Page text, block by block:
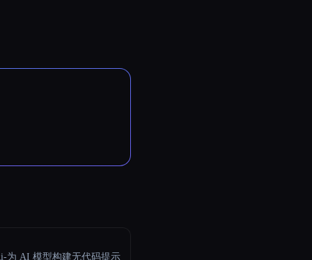
为 AI 模型构建无代码提示